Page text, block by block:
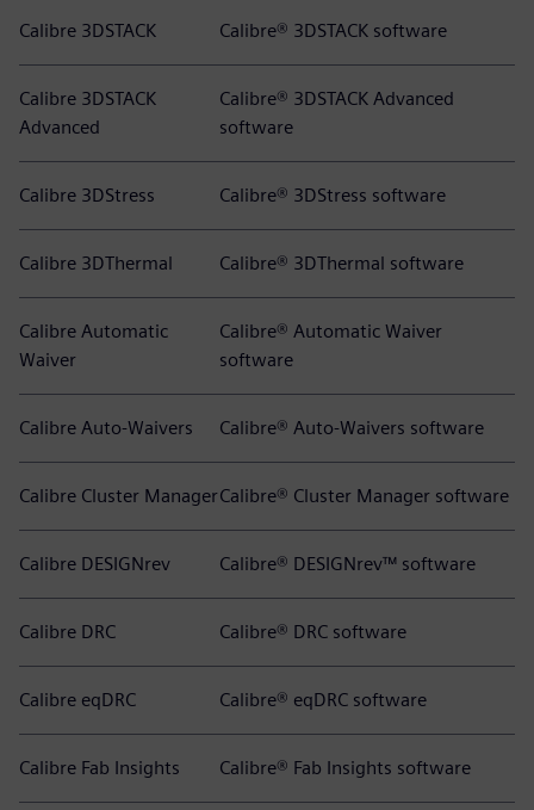
Calibre 3DSTACK Calibre® 3DSTACK software
Calibre 3DSTACK
Advanced
Calibre® 3DSTACK Advanced
software
Calibre 3DStress Calibre® 3DStress software
Calibre 3DThermal Calibre® 3DThermal software
Calibre Automatic
Waiver
Calibre® Automatic Waiver
software
Calibre Auto-Waivers Calibre® Auto-Waivers software
Calibre Cluster ManagerCalibre® Cluster Manager software
Calibre DESIGNrev Calibre® DESIGNrev™ software
Calibre DRC Calibre® DRC software
Calibre eqDRC Calibre® eqDRC software
Calibre Fab Insights Calibre® Fab Insights software